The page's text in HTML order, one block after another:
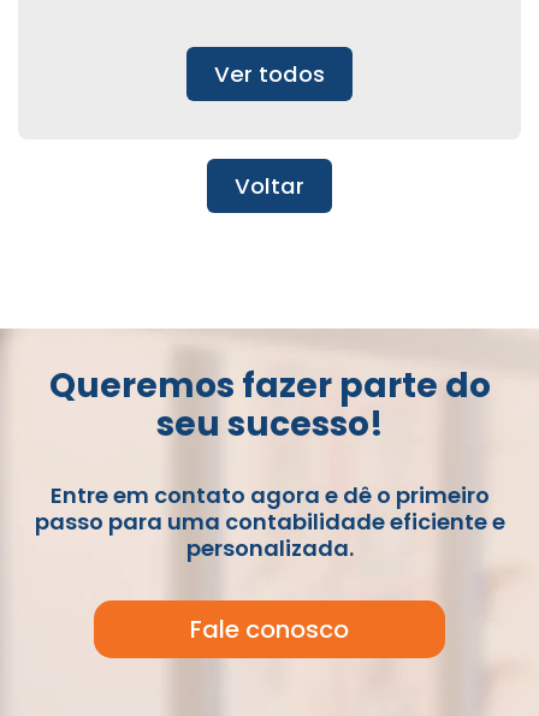
Ver todos
Voltar
Queremos fazer parte do
seu sucesso!
Entre em contato agora e dê o primeiro
passo para uma contabilidade eficiente e
personalizada.
Fale conosco